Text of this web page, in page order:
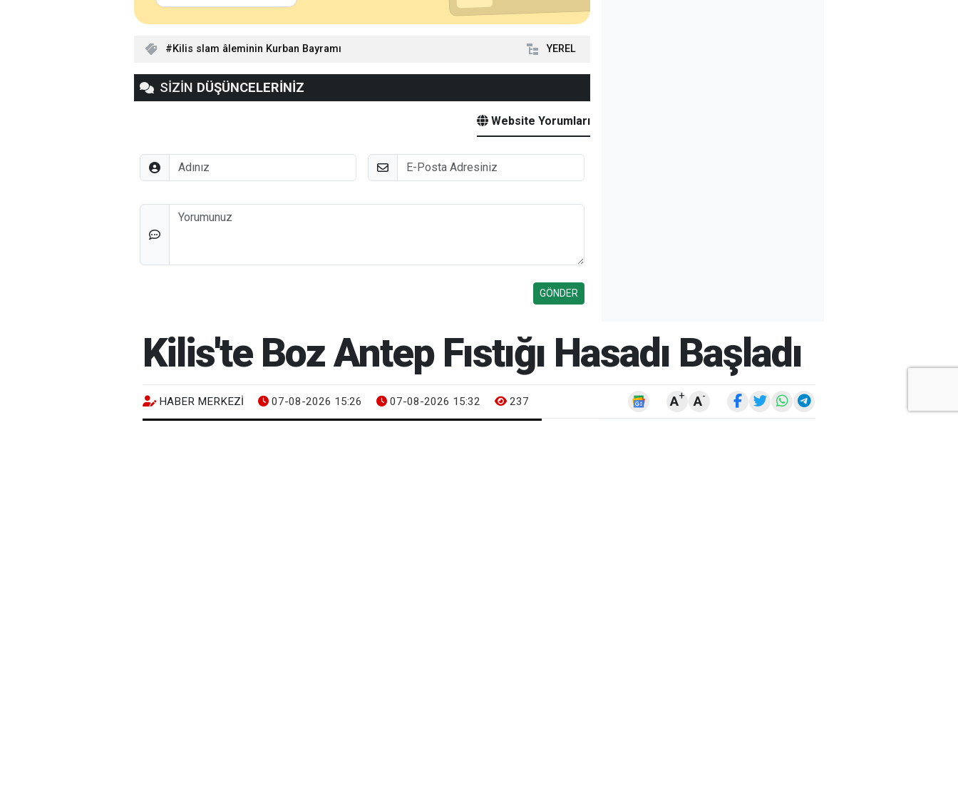
Kilis slam âleminin Kurban Bayramı YEREL
SİZİN DÜŞÜNCELERİNİZ
Website Yorumları
Adınız E-Posta
Düşünceleriniz
Kilis'te Boz Antep Fıstığı Hasadı Başladı
HABER MERKEZI 07-08-2026 15:26 07-08-2026 15:32 237 A+ A-